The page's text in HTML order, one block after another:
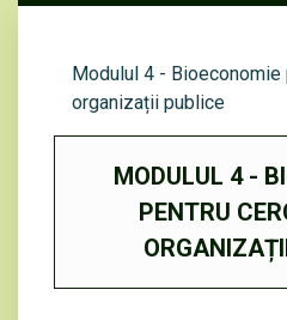
Modulul 4 -
organizații publice
MODULUL 4 -
PENTRU